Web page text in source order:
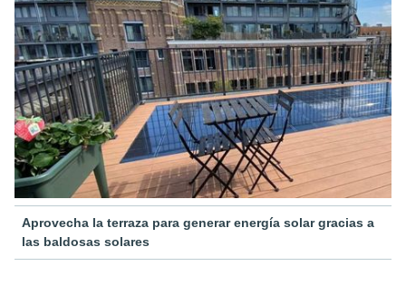
Aprovecha la terraza para generar energía solar gracias a
las baldosas solares